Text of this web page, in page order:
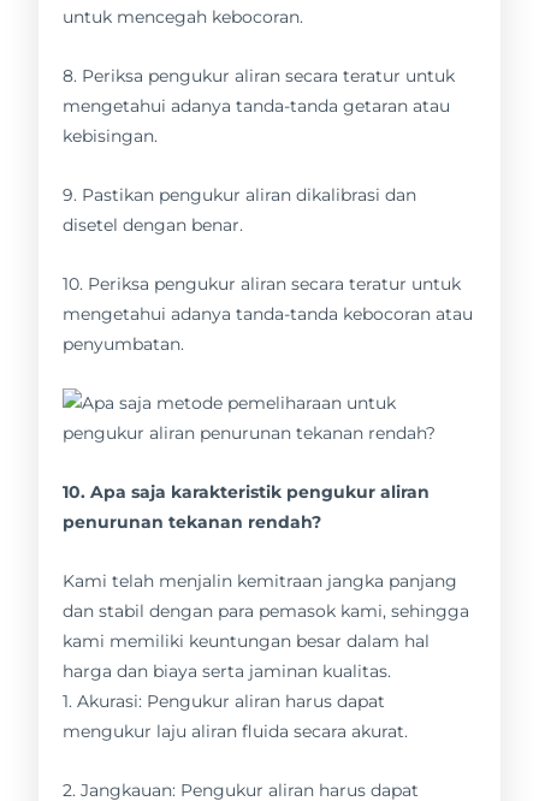
untuk mencegah kebocoran.
8. Periksa pengukur aliran secara teratur untuk
mengetahui adanya tanda-tanda getaran atau
kebisingan.
9. Pastikan pengukur aliran dikalibrasi dan
disetel dengan benar.
10. Periksa pengukur aliran secara teratur untuk
mengetahui adanya tanda-tanda kebocoran atau
penyumbatan.
10. Apa saja karakteristik pengukur aliran
penurunan tekanan rendah?
Kami telah menjalin kemitraan jangka panjang
dan stabil dengan para pemasok kami, sehingga
kami memiliki keuntungan besar dalam hal
harga dan biaya serta jaminan kualitas.
1. Akurasi: Pengukur aliran harus dapat
mengukur laju aliran fluida secara akurat.
2. Jangkauan: Pengukur aliran harus dapat